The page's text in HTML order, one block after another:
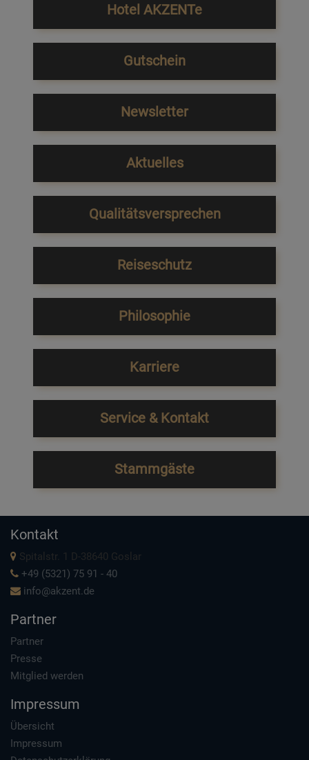
Hotel AKZENTe
Gutschein
Newsletter
Aktuelles
Qualitätsversprechen
Reiseschutz
Philosophie
Karriere
Service & Kontakt
Stammgäste
Kontakt
Spitalstr. 1 D-38640 Goslar
+49 (5321) 75 91 - 40
info@akzent.de
Partner
Partner
Presse
Mitglied werden
Impressum
Übersicht
Impressum